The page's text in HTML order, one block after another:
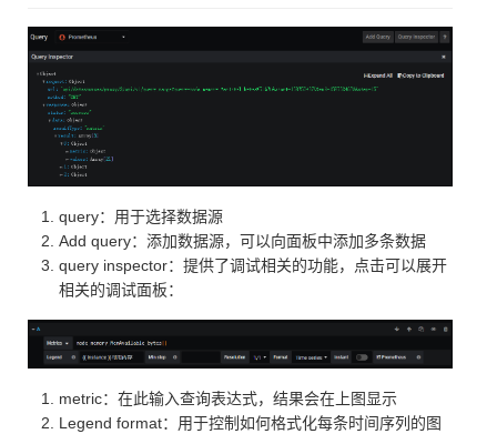
query：用于选择数据源
Add query：添加数据源，可以向面板中添加多条数据
query inspector：提供了调试相关的功能，点击可以展开
相关的调试面板：
metric：在此输入查询表达式，结果会在上图显示
Legend format：用于控制如何格式化每条时间序列的图